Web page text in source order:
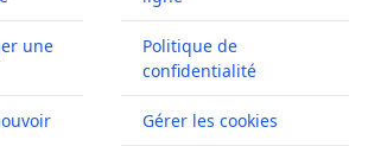
une
Politique de
confidentialité
Gérer les cookies